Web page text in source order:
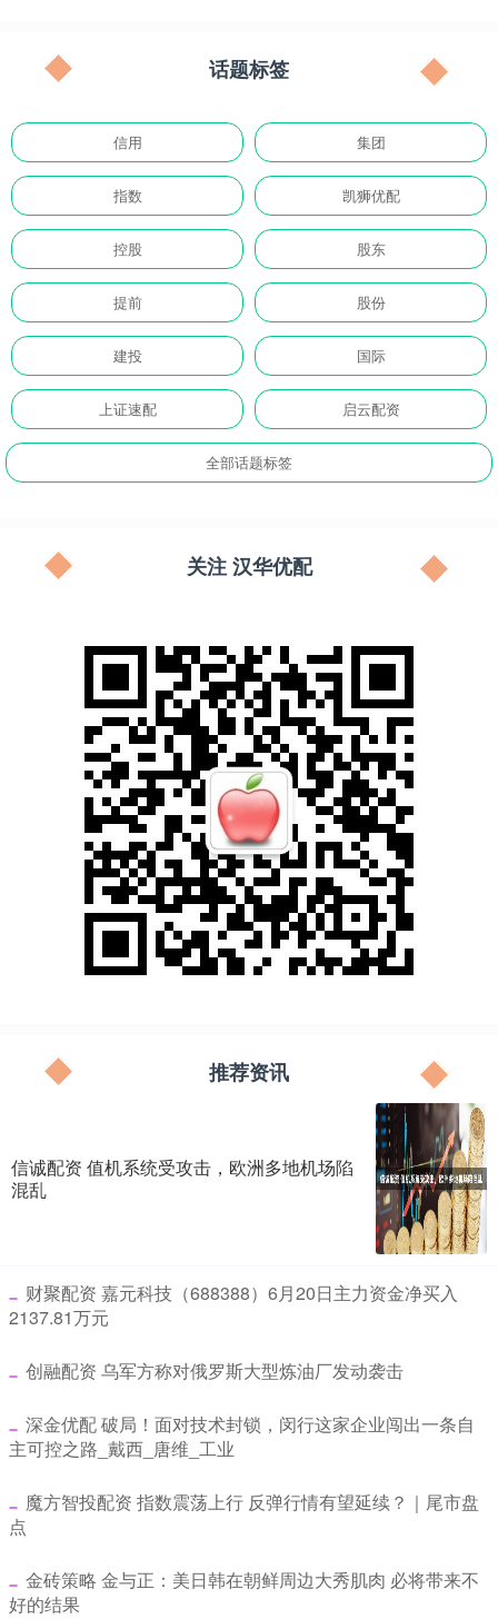
话题标签
信用 集团
指数 凯狮优配
控股 股东
提前 股份
建投 国际
上证速配 启云配资
全部话题标签
关注 汉华优配
推荐资讯
信诚配资 值机系统受攻击，欧洲多地机场陷
混乱
​财聚配资 嘉元科技（688388）6月20日主力资金净买入
2137.81万元
​创融配资 乌军方称对俄罗斯大型炼油厂发动袭击
​深金优配 破局！面对技术封锁，闵行这家企业闯出一条自
主可控之路_戴西_唐维_工业
​魔方智投配资 指数震荡上行 反弹行情有望延续？｜尾市盘
点
​金砖策略 金与正：美日韩在朝鲜周边大秀肌肉 必将带来不
好的结果